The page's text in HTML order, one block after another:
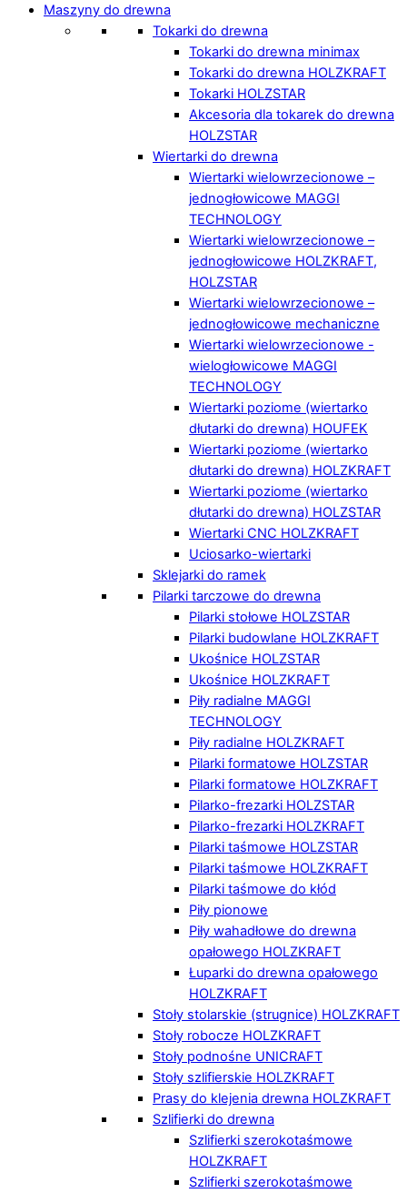
Maszyny do drewna
Tokarki do drewna
Tokarki do drewna minimax
Tokarki do drewna HOLZKRAFT
Tokarki HOLZSTAR
Akcesoria dla tokarek do drewna
HOLZSTAR
Wiertarki do drewna
Wiertarki wielowrzecionowe –
jednogłowicowe MAGGI
TECHNOLOGY
Wiertarki wielowrzecionowe –
jednogłowicowe HOLZKRAFT,
HOLZSTAR
Wiertarki wielowrzecionowe –
jednogłowicowe mechaniczne
Wiertarki wielowrzecionowe -
wielogłowicowe MAGGI
TECHNOLOGY
Wiertarki poziome (wiertarko
dłutarki do drewna) HOUFEK
Wiertarki poziome (wiertarko
dłutarki do drewna) HOLZKRAFT
Wiertarki poziome (wiertarko
dłutarki do drewna) HOLZSTAR
Wiertarki CNC HOLZKRAFT
Uciosarko-wiertarki
Sklejarki do ramek
Pilarki tarczowe do drewna
Pilarki stołowe HOLZSTAR
Pilarki budowlane HOLZKRAFT
Ukośnice HOLZSTAR
Ukośnice HOLZKRAFT
Piły radialne MAGGI
TECHNOLOGY
Piły radialne HOLZKRAFT
Pilarki formatowe HOLZSTAR
Pilarki formatowe HOLZKRAFT
Pilarko-frezarki HOLZSTAR
Pilarko-frezarki HOLZKRAFT
Pilarki taśmowe HOLZSTAR
Pilarki taśmowe HOLZKRAFT
Pilarki taśmowe do kłód
Piły pionowe
Piły wahadłowe do drewna
opałowego HOLZKRAFT
Łuparki do drewna opałowego
HOLZKRAFT
Stoły stolarskie (strugnice) HOLZKRAFT
Stoły robocze HOLZKRAFT
Stoły podnośne UNICRAFT
Stoły szlifierskie HOLZKRAFT
Prasy do klejenia drewna HOLZKRAFT
Szlifierki do drewna
Szlifierki szerokotaśmowe
HOLZKRAFT
Szlifierki szerokotaśmowe